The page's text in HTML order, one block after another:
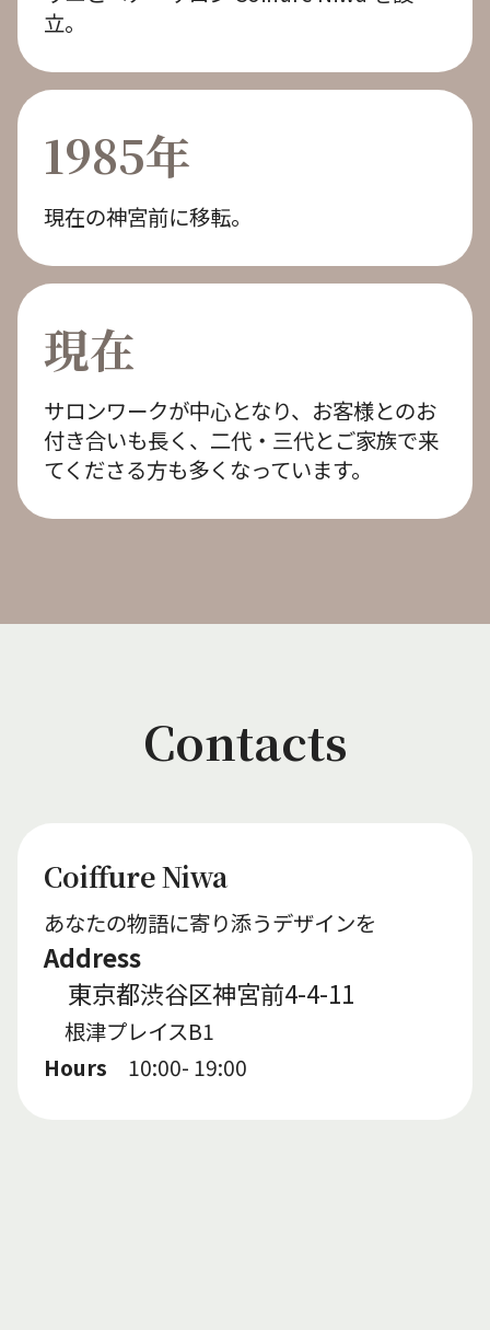
立。
1985年
現在の神宮前に移転。
現在
サロンワークが中心となり、お客様とのお
付き合いも長く、二代・三代とご家族で来
てくださる方も多くなっています。
Contacts
Coiffure Niwa
あなたの物語に寄り添うデザインを
Address
東京都渋谷区神宮前4-4-11
根津プレイスB1
Hours 10:00- 19:00